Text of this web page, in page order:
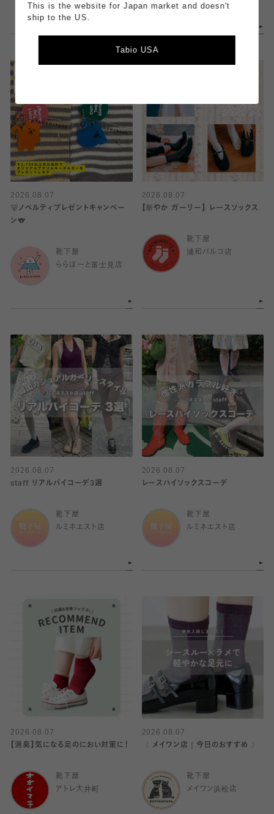
2026.08.07
🐻ノベルティプレゼントキャンペー
ン🐨
靴下屋
ららぽーと富士見店
2026.08.07
【華やか ガーリー】 レースソックス
靴下屋
浦和パルコ店
2026.08.07
staff リアルバイコーデ3選
靴下屋
ルミネエスト店
2026.08.07
レースハイソックスコーデ
靴下屋
ルミネエスト店
2026.08.07
【消臭】気になる足のにおい対策に！
靴下屋
アトレ大井町
2026.08.07
〈 メイワン店｜今日のおすすめ 〉
靴下屋
メイワン浜松店
This is the website for Japan market and doesn't
ship to the US.
Tabio USA